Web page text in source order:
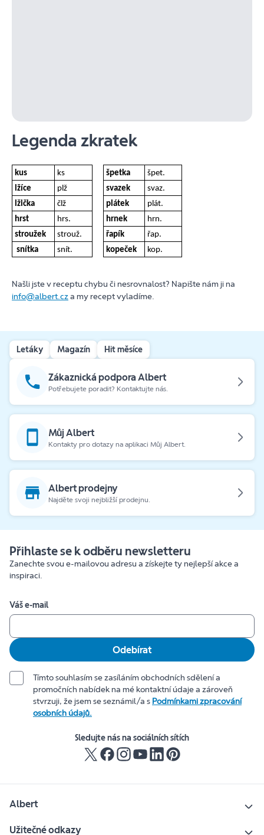
Legenda zkratek
kus ks špetka
špet.
lžíce
plž svazek
svaz.
lžička
člž plátek
plát.
hrst
hrs. hrnek
hrn.
stroužek
strouž. řapík
řap.
snítka
snít. kopeček kop.
Našli jste v receptu chybu či nesrovnalost? Napište nám ji na
info@albert.cza my recept vyladíme.
Letáky Magazín Hit měsíce
Zákaznická podpora Albert
Potřebujete poradit? Kontaktujte nás.
Můj Albert
Kontakty pro dotazy na aplikaci Můj Albert.
Albert prodejny
Najděte svoji nejbližší prodejnu.
Přihlaste se k odběru newsletteru
Zanechte svou e-mailovou adresu a získejte ty nejlepší akce a
inspiraci.
Váš e-mail
Odebírat
Tímto souhlasím se zasíláním obchodních sdělení a
promočních nabídek na mé kontaktní údaje a zároveň
stvrzuji, že jsem se seznámil/a s Podmínkami zpracování
osobních údajů.
Sledujte nás na sociálních sítích
Albert
Užitečné odkazy